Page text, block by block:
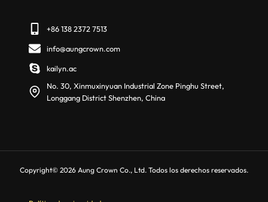
+86 138 2372 7513
info@aungcrown.com
kailyn.ac
No. 30, Xinmuxinyuan Industrial Zone Pinghu Street,
Longgang District Shenzhen, China
Copyright© 2026 Aung Crown Co., Ltd. Todos los derechos reservados.